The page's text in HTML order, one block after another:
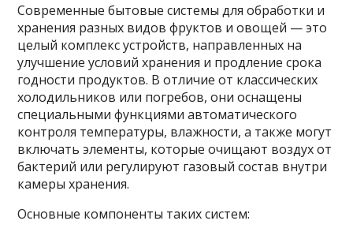
Современные бытовые системы для обработки и
хранения разных видов фруктов и овощей — это
целый комплекс устройств, направленных на
улучшение условий хранения и продление срока
годности продуктов. В отличие от классических
холодильников или погребов, они оснащены
специальными функциями автоматического
контроля температуры, влажности, а также могут
включать элементы, которые очищают воздух от
бактерий или регулируют газовый состав внутри
камеры хранения.
Основные компоненты таких систем: